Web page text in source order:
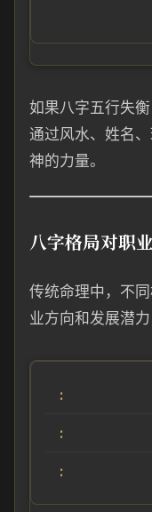
如果八字五行失
通过风水、姓名
神的力量。
八字格局对职
传统命理中，不
业方向和发展潜力